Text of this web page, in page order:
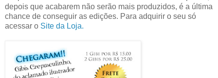
depois que acabarem não serão mais produzidos, é a última
chance de conseguir as edições. Para adquirir o seu só
acessar o Site da Loja.